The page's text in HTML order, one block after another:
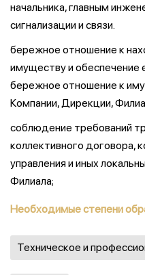
начальника, главным
сигнализации и связи.
бережное отношение к
имуществу и обеспечение
бережное отношение к
Компании, Дирекции,
соблюдение требований
коллективного договора,
управления и иных
Филиала;
Необходимые степени
Техническое и